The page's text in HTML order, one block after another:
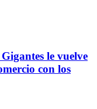
le vuelve
con los